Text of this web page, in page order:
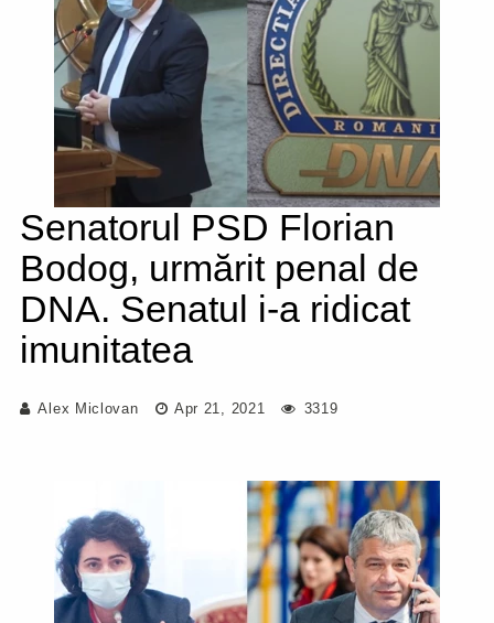
Senatorul PSD Florian
Bodog, urmărit penal de
DNA. Senatul i-a ridicat
imunitatea
Alex Miclovan Apr 21, 2021 3319